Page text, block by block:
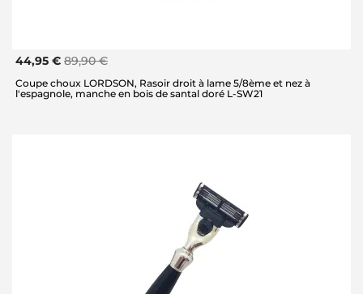
44,95 € 89,90 €
Coupe choux LORDSON, Rasoir droit à lame 5/8ème et nez à
l'espagnole, manche en bois de santal doré L-SW21